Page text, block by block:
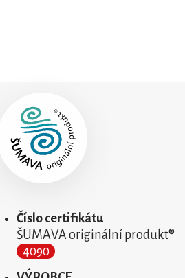
Číslo certifikátu
ŠUMAVA originální produkt®
4090